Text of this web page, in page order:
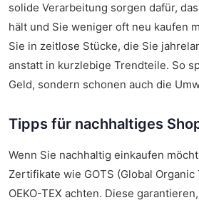
solide Verarbeitung sorgen dafür,
hält und Sie weniger oft neu kaufen
Sie in zeitlose Stücke, die Sie
anstatt in kurzlebige Trendteile. So
Geld, sondern schonen auch die
Tipps für nachhaltiges
Wenn Sie nachhaltig einkaufen
Zertifikate wie GOTS (Global
OEKO-TEX achten. Diese